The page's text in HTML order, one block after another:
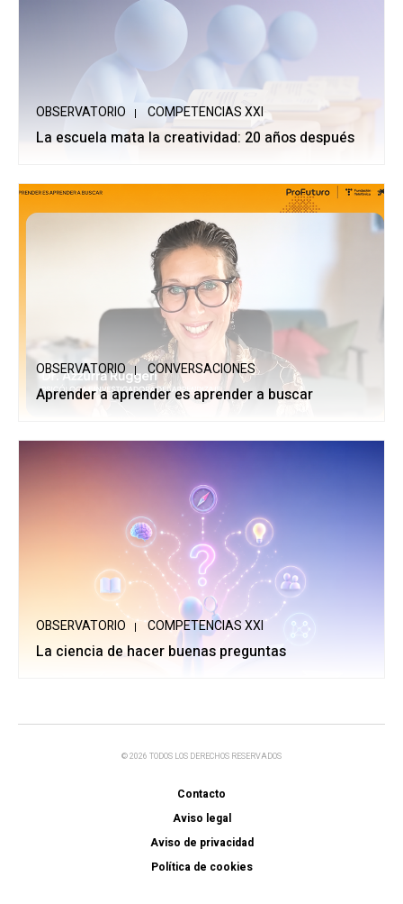
OBSERVATORIO COMPETENCIAS XXI
La escuela mata la creatividad: 20 años después
OBSERVATORIO CONVERSACIONES
Aprender a aprender es aprender a buscar
OBSERVATORIO COMPETENCIAS XXI
La ciencia de hacer buenas preguntas
© 2026 TODOS LOS DERECHOS RESERVADOS
Contacto
Aviso legal
Aviso de privacidad
Política de cookies